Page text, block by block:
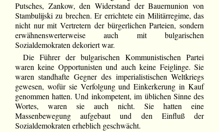
Putsches, Zankow, den Widerstand der Bauernunion von
Stambulijski zu brechen. Er errichtete ein Militärregime, das
nicht nur mit Vertretern der bürgerlichen Parteien, sondern
erwähnenswerterweise auch mit bulgarischen
Sozialdemokraten dekoriert war.
Die Führer der bulgarischen Kommunistischen Partei
waren keine Opportunisten und auch keine Feiglinge. Sie
waren standhafte Gegner des imperialistischen Weltkriegs
gewesen, wofür sie Verfolgung und Einkerkerung in Kauf
genommen hatten. Und inkompetent, im üblichen Sinne des
Wortes, waren sie auch nicht. Sie hatten eine
Massenbewegung aufgebaut und den Einfluß der
Sozialdemokraten erheblich geschwächt.